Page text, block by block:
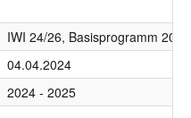
IWI 24/26, Basisprogramm
04.04.2024
2024 - 2025